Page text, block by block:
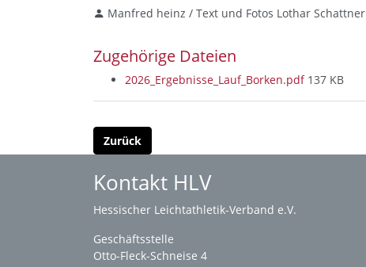
Manfred heinz / Text und Fotos Lothar Schattner
Zugehörige Dateien
2026_Ergebnisse_Lauf_Borken.pdf 137 KB
Zurück
Kontakt HLV
Hessischer Leichtathletik-Verband e.V.
Geschäftsstelle
Otto-Fleck-Schneise 4